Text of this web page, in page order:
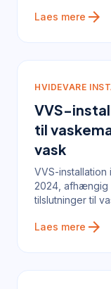
Laes mere arrow_forward
HVIDEVARE
VVS-
til
vask
VVS-
2024, afhængig
tilslutninger til
Laes mere arrow_forward